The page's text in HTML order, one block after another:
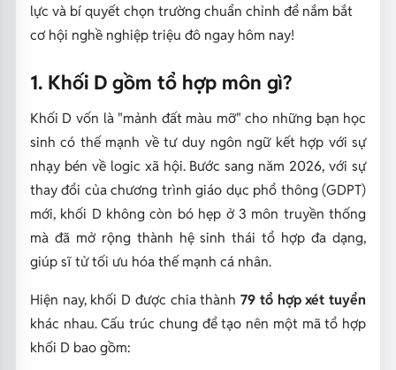
lực và bí quyết chọn trường chuẩn chỉnh để nắm bắt
cơ hội nghề nghiệp triệu đô ngay hôm nay!
1. Khối D gồm tổ hợp môn gì?
Khối D vốn là "mảnh đất màu mỡ" cho những bạn học
sinh có thế mạnh về tư duy ngôn ngữ kết hợp với sự
nhạy bén về logic xã hội. Bước sang năm 2026, với sự
thay đổi của chương trình giáo dục phổ thông (GDPT)
mới, khối D không còn bó hẹp ở 3 môn truyền thống
mà đã mở rộng thành hệ sinh thái tổ hợp đa dạng,
giúp sĩ tử tối ưu hóa thế mạnh cá nhân.
Hiện nay, khối D được chia thành79 tổ hợp xét tuyển
khác nhau. Cấu trúc chung để tạo nên một mã tổ hợp
khối D bao gồm: